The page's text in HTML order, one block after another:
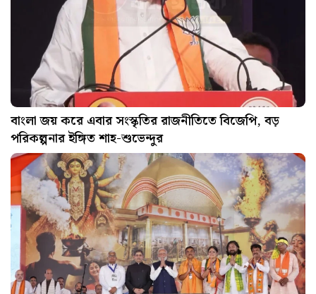
বাংলা জয় করে এবার সংস্কৃতির রাজনীতিতে বিজেপি, বড়
পরিকল্পনার ইঙ্গিত শাহ-শুভেন্দুর